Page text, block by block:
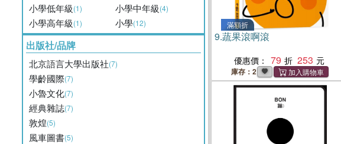
小學低年級(1) 小學中年級(4)
小學高年級(1) 小學(12)
出版社/品牌
北京語言大學出版社(7)
學齡國際(7)
小魯文化(7)
經典雜誌(7)
敦煌(5)
風車圖書(5)
滿額折
9.蔬果滾啊滾
優惠價： 79 253
庫存：2